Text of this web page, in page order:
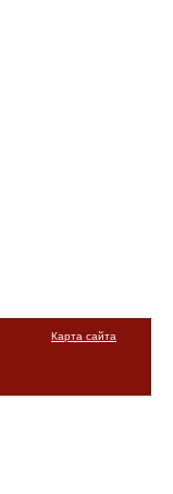
Карта сайта